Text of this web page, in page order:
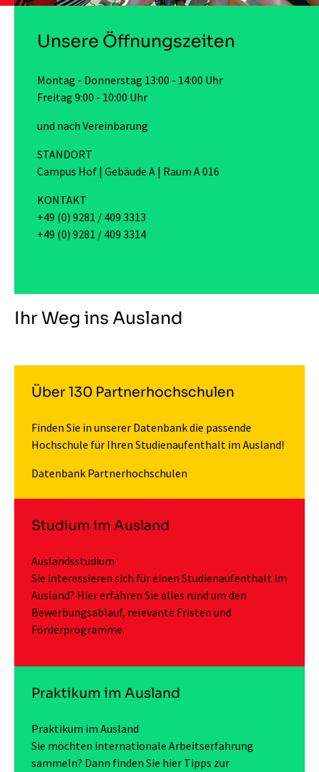
Unsere Öffnungszeiten
Montag - Donnerstag 13:00 - 14:00 Uhr
Freitag 9:00 - 10:00 Uhr
und nach Vereinbarung
STANDORT
Campus Hof | Gebäude A | Raum A 016
KONTAKT
+49 (0) 9281 / 409 3313
+49 (0) 9281 / 409 3314
Ihr Weg ins Ausland
Über 130 Partnerhochschulen
Finden Sie in unserer Datenbank die passende
Hochschule für Ihren Studienaufenthalt im Ausland!
Datenbank Partnerhochschulen
Studium im Ausland
Auslandsstudium
Sie interessieren sich für einen Studienaufenthalt im
Ausland? Hier erfahren Sie alles rund um den
Bewerbungsablauf, relevante Fristen und
Förderprogramme.
Praktikum im Ausland
Praktikum im Ausland
Sie möchten internationale Arbeitserfahrung
sammeln? Dann finden Sie hier Tipps zur